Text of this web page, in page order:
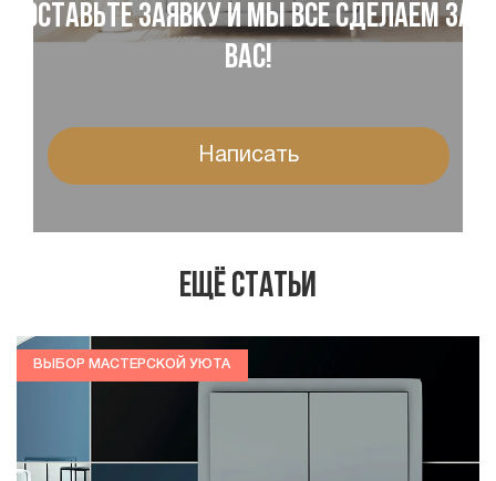
Оставьте заявку и мы все сделаем за
Вас!
Написать
Ещё статьи
ВЫБОР МАСТЕРСКОЙ УЮТА